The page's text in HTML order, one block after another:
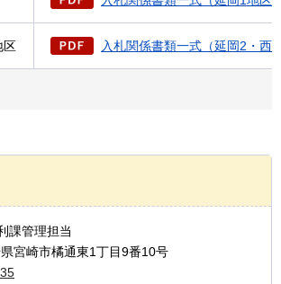
区 入札関係書類一式（延岡2・西
課管理担当
宮崎市橘通東1丁目9番10号